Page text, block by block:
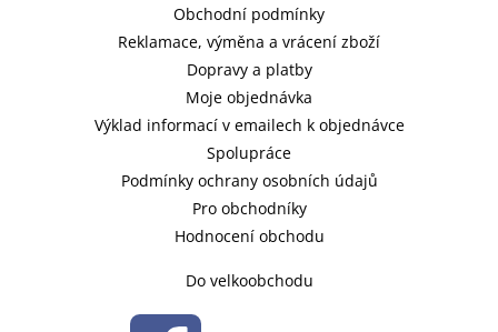
Obchodní podmínky
Reklamace, výměna a vrácení zboží
Dopravy a platby
Moje objednávka
Výklad informací v emailech k objednávce
Spolupráce
Podmínky ochrany osobních údajů
Pro obchodníky
Hodnocení obchodu
Do velkoobchodu